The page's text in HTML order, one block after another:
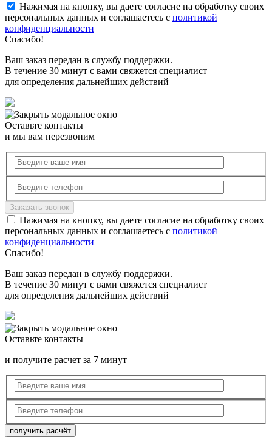
Нажимая на кнопку, вы даете согласие на обработку своих
персональных данных и соглашаетесь с политикой
конфиденциальности
Спасибо!
Ваш заказ передан в службу поддержки.
В течение 30 минут с вами свяжется специалист
для определения дальнейших действий
Оставьте контакты
и мы вам перезвоним
Нажимая на кнопку, вы даете согласие на обработку своих
персональных данных и соглашаетесь с политикой
конфиденциальности
Спасибо!
Ваш заказ передан в службу поддержки.
В течение 30 минут с вами свяжется специалист
для определения дальнейших действий
Оставьте контакты
и получите расчет за 7 минут